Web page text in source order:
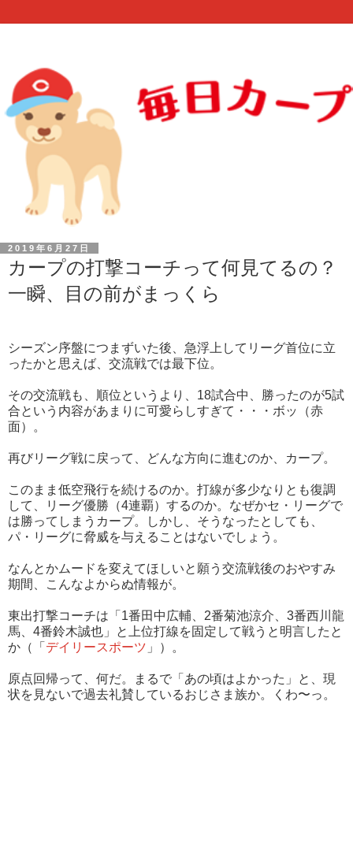
2019年6月27日
カープの打撃コーチって何見てるの？
一瞬、目の前がまっくら
シーズン序盤につまずいた後、急浮上してリーグ首位に立
ったかと思えば、交流戦では最下位。
その交流戦も、順位というより、18試合中、勝ったのが5試
合という内容があまりに可愛らしすぎて・・・ボッ（赤
面）。
再びリーグ戦に戻って、どんな方向に進むのか、カープ。
このまま低空飛行を続けるのか。打線が多少なりとも復調
して、リーグ優勝（4連覇）するのか。なぜかセ・リーグで
は勝ってしまうカープ。しかし、そうなったとしても、
パ・リーグに脅威を与えることはないでしょう。
なんとかムードを変えてほしいと願う交流戦後のおやすみ
期間、こんなよからぬ情報が。
東出打撃コーチは「1番田中広輔、2番菊池涼介、3番西川龍
馬、4番鈴木誠也」と上位打線を固定して戦うと明言したと
か（「 デイリースポーツ 」）。
原点回帰って、何だ。まるで「あの頃はよかった」と、現
状を見ないで過去礼賛しているおじさま族か。くわ〜っ。